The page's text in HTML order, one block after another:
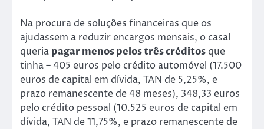
Na procura de soluções financeiras que os
ajudassem a reduzir encargos mensais, o casal
queria pagar menos pelos três créditos que
tinha – 405 euros pelo crédito automóvel (17.500
euros de capital em dívida, TAN de 5,25%, e
prazo remanescente de 48 meses), 348,33 euros
pelo crédito pessoal (10.525 euros de capital em
dívida, TAN de 11,75%, e prazo remanescente de